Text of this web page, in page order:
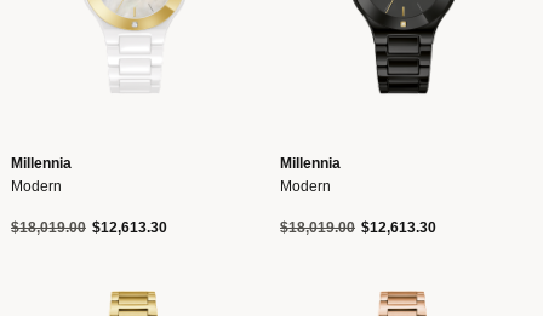
Millennia
Modern
Precio reducido de
$18,019.00a$12,613.30
Millennia
Modern
Precio reducido de
$18,019.00a$12,613.30